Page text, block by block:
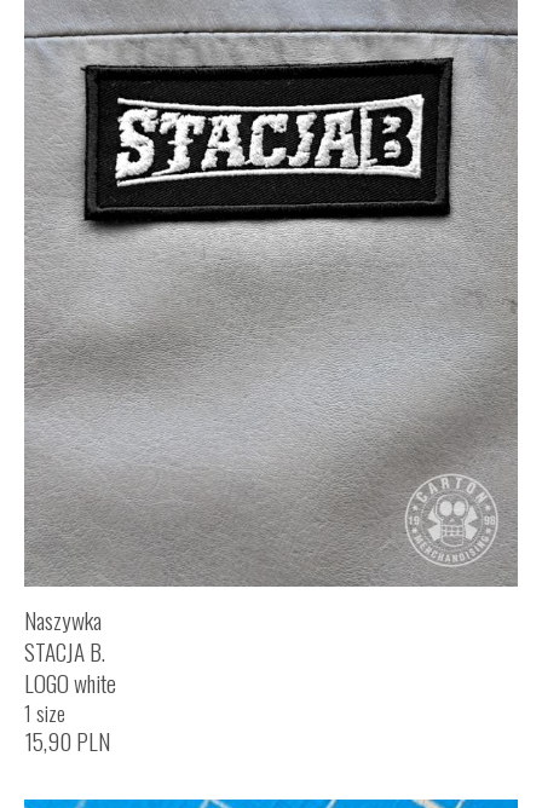
Naszywka
STACJA B.
LOGO white
1 size
15,90 PLN